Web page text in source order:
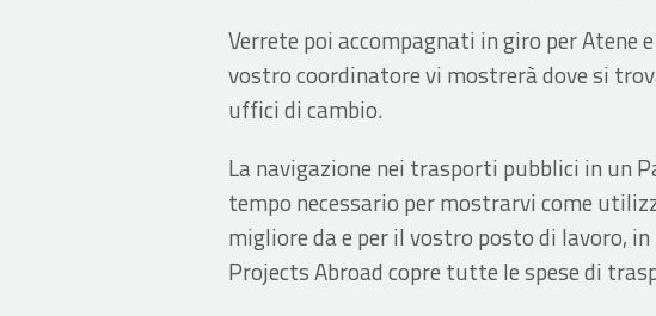
Verrete poi accompagnati in giro per
vostro coordinatore vi mostrerà dove si
uffici di cambio.
La navigazione nei trasporti pubblici in un
tempo necessario per mostrarvi come
migliore da e per il vostro posto di lavoro,
Projects Abroad copre tutte le spese di